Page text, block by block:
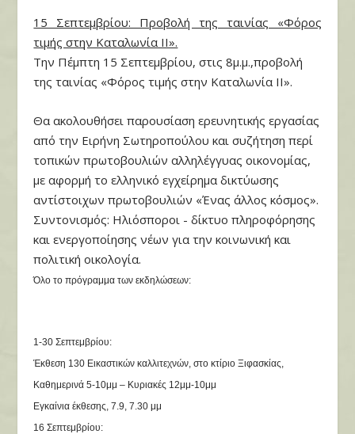
15 Σεπτεμβρίου: Προβολή της ταινίας «Φόρος
τιμής στην Καταλωνία ΙΙ».
Την Πέμπτη 15 Σεπτεμβρίου, στις 8μ.μ.,προβολή
της ταινίας «Φόρος τιμής στην Καταλωνία ΙΙ».
Θα ακολουθήσει παρουσίαση ερευνητικής εργασίας
από την Ειρήνη Σωτηροπούλου και συζήτηση περί
τοπικών πρωτοβουλιών αλληλέγγυας οικονομίας,
με αφορμή το ελληνικό εγχείρημα δικτύωσης
αντίστοιχων πρωτοβουλιών «Ένας άλλος κόσμος».
Συντονισμός: Ηλιόσποροι - δίκτυο πληροφόρησης
και ενεργοποίησης νέων για την κοινωνική και
πολιτική οικολογία.
Όλο το πρόγραμμα των εκδηλώσεων:
1-30 Σεπτεμβρίου:
Έκθεση 130 Εικαστικών καλλιτεχνών, στο κτίριο Ξιφασκίας,
Καθημερινά 5-10μμ – Κυριακές 12μμ-10μμ
Εγκαίνια έκθεσης, 7.9, 7.30 μμ
16 Σεπτεμβρίου: